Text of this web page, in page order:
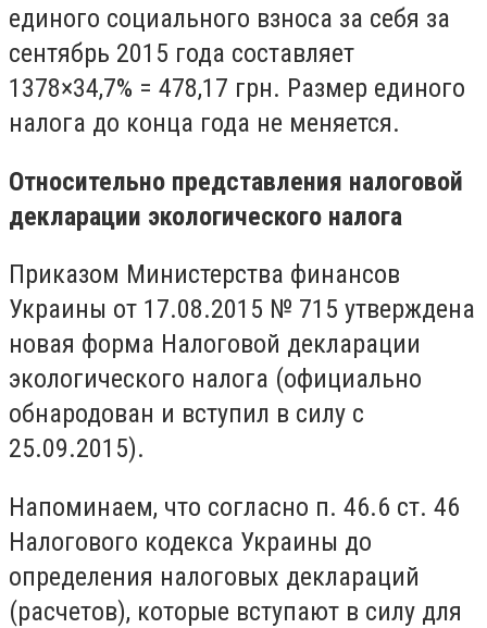
единого социального взноса за себя за
сентябрь 2015 года составляет
1378×34,7% = 478,17 грн. Размер единого
налога до конца года не меняется.
Относительно представления налоговой
декларации экологического налога
Приказом Министерства финансов
Украины от 17.08.2015 № 715 утверждена
новая форма Налоговой декларации
экологического налога (официально
обнародован и вступил в силу с
25.09.2015).
Напоминаем, что согласно п. 46.6 ст. 46
Налогового кодекса Украины до
определения налоговых деклараций
(расчетов), которые вступают в силу для